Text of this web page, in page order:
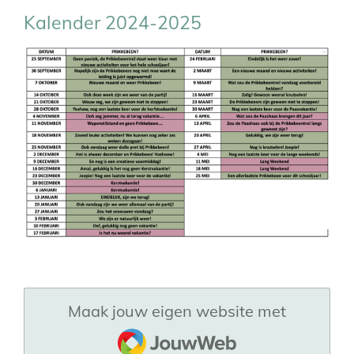
Kalender 2024-2025
Maak jouw eigen website met
JouwWeb